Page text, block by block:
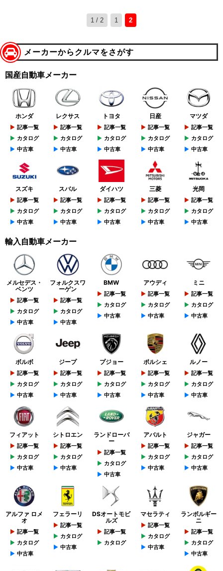
1 / 2 1 2
メーカーからクルマをさがす
国産自動車メーカー
ホンダ
記事一覧
カタログ
中古車
レクサス
記事一覧
カタログ
中古車
トヨタ
記事一覧
カタログ
中古車
日産
記事一覧
カタログ
中古車
マツダ
記事一覧
カタログ
中古車
スズキ
記事一覧
カタログ
中古車
スバル
記事一覧
カタログ
中古車
ダイハツ
記事一覧
カタログ
中古車
三菱
記事一覧
カタログ
中古車
光岡
記事一覧
カタログ
中古車
輸入自動車メーカー
メルセデス・
ベンツ
記事一覧
カタログ
中古車
フォルクスワ
ーゲン
記事一覧
カタログ
中古車
BMW
記事一覧
カタログ
中古車
アウディ
記事一覧
カタログ
中古車
ミニ
記事一覧
カタログ
中古車
ボルボ
記事一覧
カタログ
中古車
ジープ
記事一覧
カタログ
中古車
プジョー
記事一覧
カタログ
中古車
ポルシェ
記事一覧
カタログ
中古車
ルノー
記事一覧
カタログ
中古車
フィアット
記事一覧
カタログ
中古車
シトロエン
記事一覧
カタログ
中古車
ランドローバ
ー
記事一覧
カタログ
中古車
アバルト
記事一覧
カタログ
中古車
ジャガー
記事一覧
カタログ
中古車
アルファ ロメ
オ
記事一覧
カタログ
中古車
フェラーリ
記事一覧
カタログ
中古車
DSオートモビ
ルズ
記事一覧
カタログ
マセラティ
記事一覧
カタログ
中古車
ランボルギー
ニ
記事一覧
カタログ
中古車